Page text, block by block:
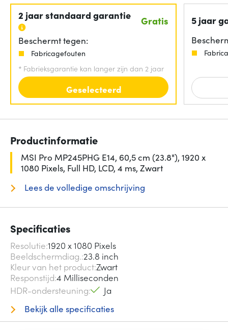
2 jaar standaard garantie Gratis
Beschermt tegen:
Fabricagefouten
* Fabrieksgarantie kan langer zijn dan 2 jaar
Geselecteerd
5 jaar
Productinformatie
MSI Pro MP245PHG E14, 60,5 cm (23.8"), 1920 x
1080 Pixels, Full HD, LCD, 4 ms, Zwart
Lees de volledige omschrijving
Specificaties
Resolutie 1920 x 1080 Pixels
Beeldschermdiag. 23.8 inch
Kleur van het productZwart
Responstijd 4 Milliseconden
HDR-ondersteuning
Ja
Bekijk alle specificaties